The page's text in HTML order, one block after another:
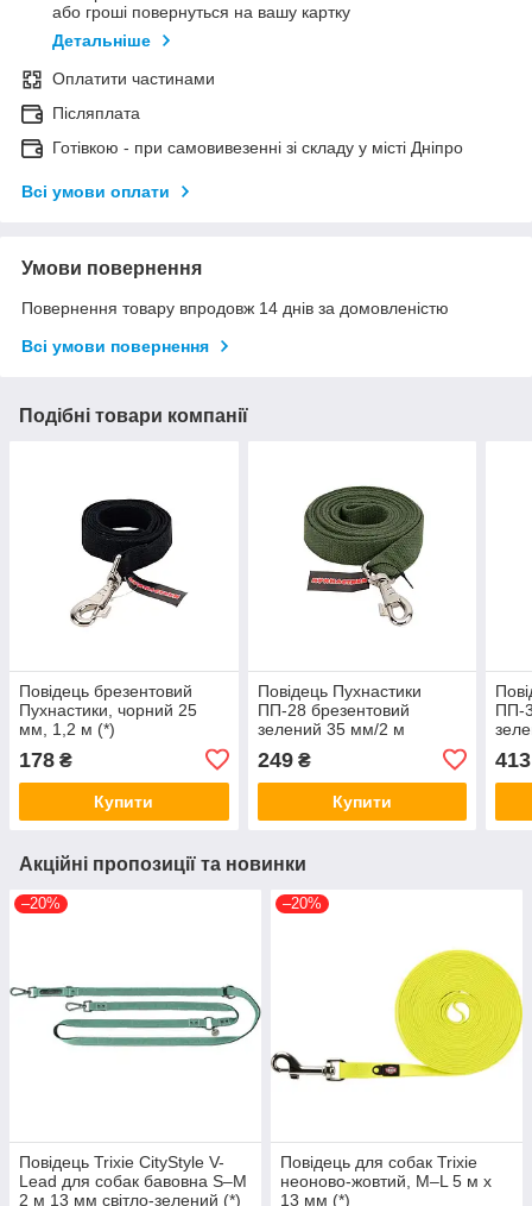
або гроші повернуться на вашу картку
Детальніше
Оплатити частинами
Післяплата
Готівкою - при самовивезенні зі складу у місті Дніпро
Всі умови оплати
Умови повернення
Повернення товару впродовж 14 днів за домовленістю
Всі умови повернення
Подібні товари компанії
Повідець брезентовий
Пухнастики, чорний 25
мм, 1,2 м (*)
178 ₴
Купити
Повідець Пухнастики
ПП-28 брезентовий
зелений 35 мм/2 м
249₴
Купити
ПП-
413
Акційні пропозиції та новинки
–20%
Повідець Trixie CityStyle V-
Lead для собак бавовна S–M
2 м 13 мм світло-зелений (*)
–20%
Повідець для собак Trixie
неоново-жовтий, M–L 5 м х
13 мм (*)